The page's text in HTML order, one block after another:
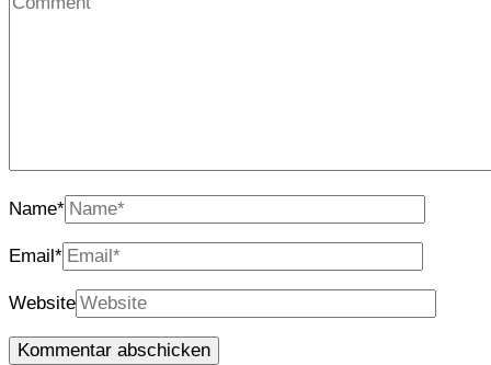
Name*
Email *
Website